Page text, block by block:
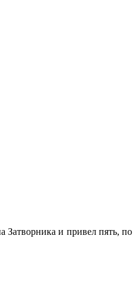
Затворника и привел пять, по